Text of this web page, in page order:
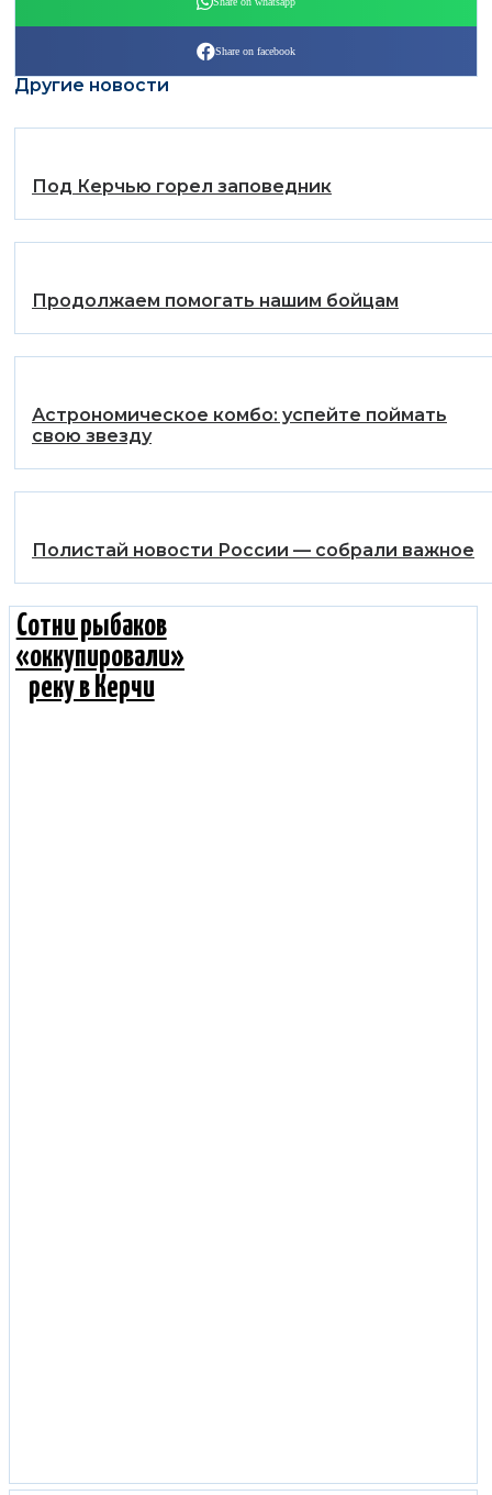
Share on facebook
Другие новости
️Под Керчью горел заповедник
Продолжаем помогать нашим бойцам
Астрономическое комбо: успейте поймать
свою звезду
Полистай новости России — собрали важное
Сотни рыбаков
«оккупировали»
реку в Керчи